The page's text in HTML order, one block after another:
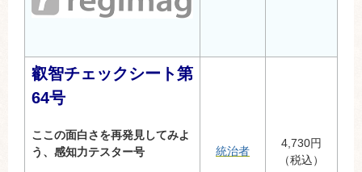
叡智チェックシート第
64号
ここの面白さを再発見してみよ
う、感知力テスター号
統治者
4,730円
（税込）